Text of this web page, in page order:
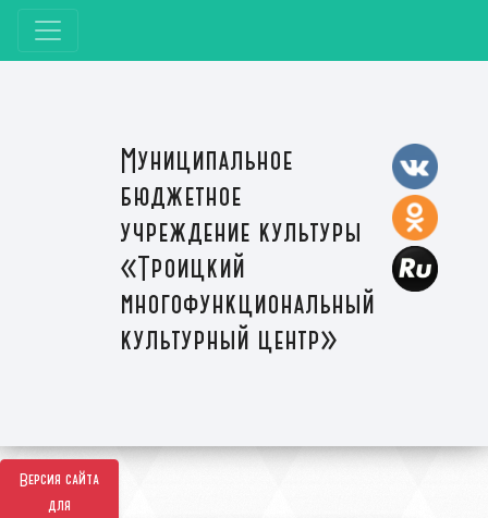
Версия сайта
для
Муниципальное
бюджетное
учреждение культуры
«Троицкий
многофункциональный
культурный центр»